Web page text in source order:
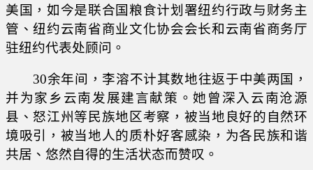
美国，如今是联合国粮食计划署纽约行政与财务主
管、纽约云南省商业文化协会会长和云南省商务厅
驻纽约代表处顾问。
30余年间，李溶不计其数地往返于中美两国，
并为家乡云南发展建言献策。她曾深入云南沧源
县、怒江州等民族地区考察，被当地良好的自然环
境吸引，被当地人的质朴好客感染，为各民族和谐
共居、悠然自得的生活状态而赞叹。